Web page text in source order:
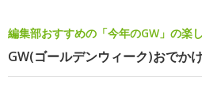
編集部おすすめの「今年のGW」の楽
GW(ゴールデンウィーク)おでか